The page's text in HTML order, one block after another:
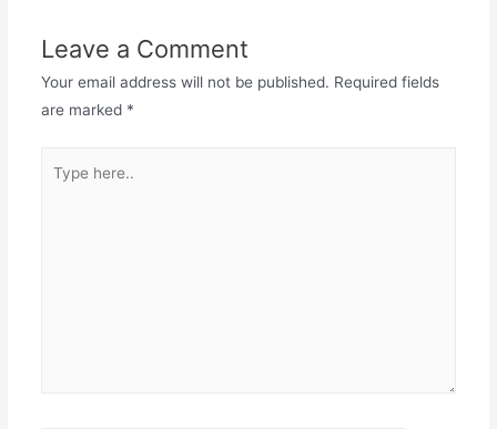
Leave a Comment
Your email address will not be published. Required fields
are marked *
here..